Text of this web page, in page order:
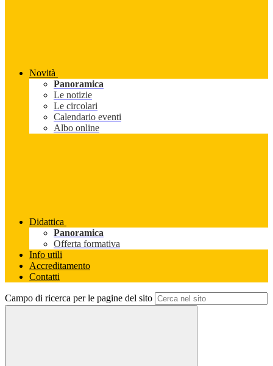
Novità
Panoramica
Le notizie
Le circolari
Calendario eventi
Albo online
Didattica
Panoramica
Offerta formativa
Info utili
Accreditamento
Contatti
Campo di ricerca per le pagine del sito